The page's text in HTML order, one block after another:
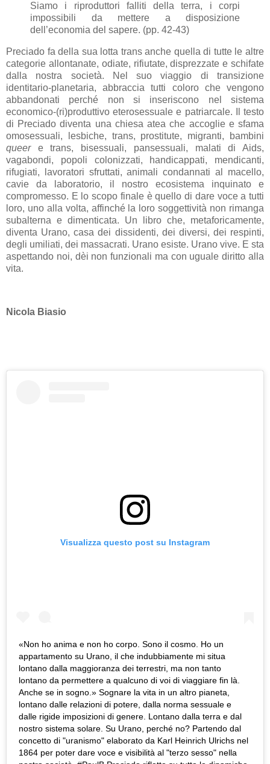
Siamo i riproduttori falliti della terra, i corpi
impossibili da mettere a disposizione
dell’economia del sapere. (pp. 42-43)
Preciado fa della sua lotta trans anche quella di tutte le altre
categorie allontanate, odiate, rifiutate, disprezzate e schifate
dalla nostra società. Nel suo viaggio di transizione
identitario-planetaria, abbraccia tutti coloro che vengono
abbandonati perché non si inseriscono nel sistema
economico-(ri)produttivo eterosessuale e patriarcale. Il testo
di Preciado diventa una chiesa atea che accoglie e sfama
omosessuali, lesbiche, trans, prostitute, migranti, bambini
queere trans, bisessuali, pansessuali, malati di Aids,
vagabondi, popoli colonizzati, handicappati, mendicanti,
rifugiati, lavoratori sfruttati, animali condannati al macello,
cavie da laboratorio, il nostro ecosistema inquinato e
compromesso. E lo scopo finale è quello di dare voce a tutti
loro, uno alla volta, affinché la loro soggettività non rimanga
subalterna e dimenticata. Un libro che, metaforicamente,
diventa Urano, casa dei dissidenti, dei diversi, dei respinti,
degli umiliati, dei massacrati. Urano esiste. Urano vive. E sta
aspettando noi, dèi non funzionali ma con uguale diritto alla
vita.
Nicola Biasio
Visualizza questo post su Instagram
«Non ho anima e non ho corpo. Sono il cosmo. Ho un
appartamento su Urano, il che indubbiamente mi situa
lontano dalla maggioranza dei terrestri, ma non tanto
lontano da permettere a qualcuno di voi di viaggiare fin là.
Anche se in sogno.» Sognare la vita in un altro pianeta,
lontano dalle relazioni di potere, dalla norma sessuale e
dalle rigide imposizioni di genere. Lontano dalla terra e dal
nostro sistema solare. Su Urano, perché no? Partendo dal
concetto di "uranismo" elaborato da Karl Heinrich Ulrichs nel
1864 per poter dare voce e visibilità al "terzo sesso" nella